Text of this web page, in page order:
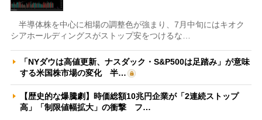
半導体株を中心に相場の調整色が強まり、7月中旬にはキオク
シアホールディングスがストップ安をつけるな…
「NYダウは高値更新、ナスダック・S&P500は足踏み」が意味
する米国株市場の変化 半…
【歴史的な爆騰劇】時価総額10兆円企業が「2連続ストップ
高」「制限値幅拡大」の衝撃 フ…